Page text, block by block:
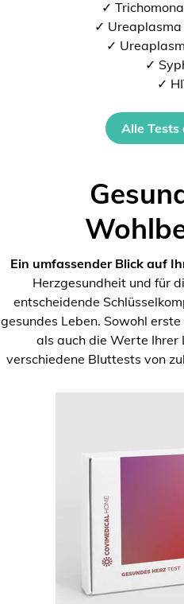
✓
✓
✓
✓
✓
Alle Tests
Ein umfassender Blick auf
Herzgesundheit und für
entscheidende
gesundes Leben. Sowohl
als auch die Werte Ihrer
verschiedene Bluttests von